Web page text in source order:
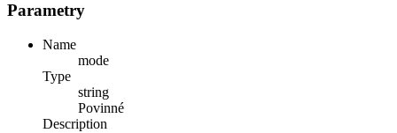
Parametry
Name
mode
Type
string
Povinné
Description